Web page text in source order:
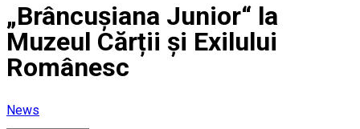
„Brâncușiana Junior“ la
Muzeul Cărții și Exilului
Românesc
News